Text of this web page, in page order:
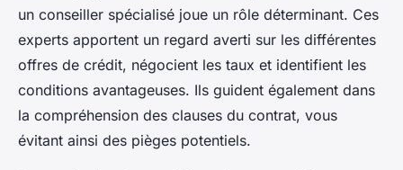
un conseiller spécialisé joue un rôle déterminant. Ces
experts apportent un regard averti sur les différentes
offres de crédit, négocient les taux et identifient les
conditions avantageuses. Ils guident également dans
la compréhension des clauses du contrat, vous
évitant ainsi des pièges potentiels.